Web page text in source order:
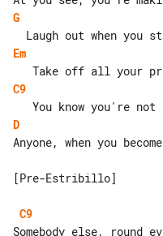
G
Em
C9
D
Anyone, when you become
[Pre-Estribillo]
C9